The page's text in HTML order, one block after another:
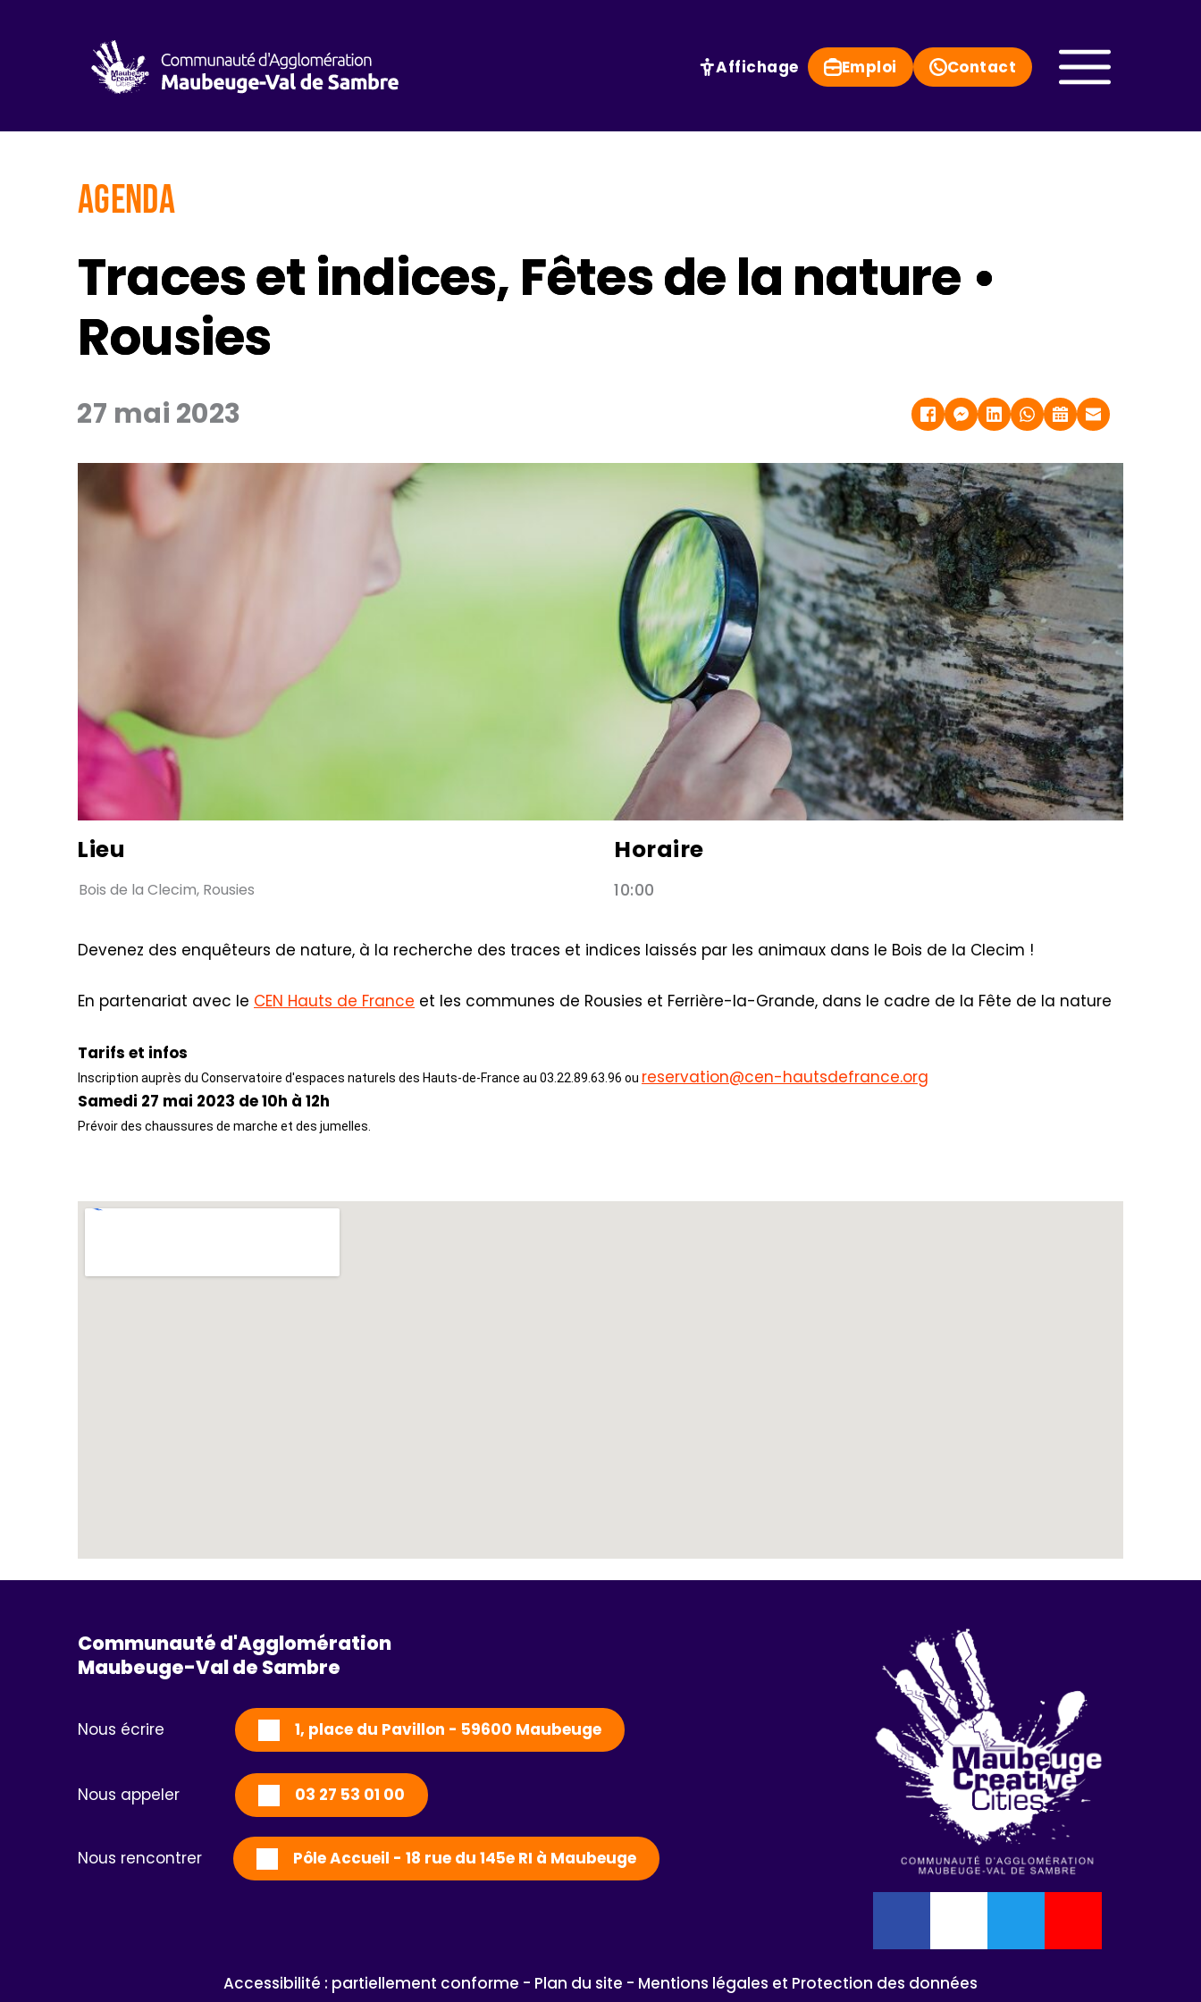
Affichage Emploi Contact
AGENDA
Traces et indices, Fêtes de la nature •
Rousies
27 mai 2023
Lieu
Bois de la Clecim, Rousies
Horaire
10:00
Devenez des enquêteurs de nature, à la recherche des traces et indices laissés par les animaux dans le Bois de la Clecim !
En partenariat avec le CEN Hauts de France et les communes de Rousies et Ferrière-la-Grande, dans le cadre de la Fête de la nature
Tarifs et infos
Inscription auprès du Conservatoire d'espaces naturels des Hauts-de-France au 03.22.89.63.96 ou reservation@cen-hautsdefrance.org
Samedi 27 mai 2023 de 10h à 12h
Prévoir des chaussures de marche et des jumelles.
Communauté d'Agglomération
Maubeuge-Val de Sambre
Nous écrire 1, place du Pavillon - 59600 Maubeuge
Nous appeler 03 27 53 01 00
Nous rencontrer Pôle Accueil - 18 rue du 145e RI à Maubeuge
Accessibilité : partiellement conforme - Plan du site - Mentions légales et Protection des données